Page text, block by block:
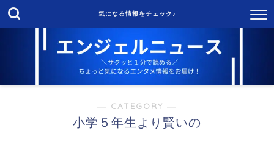
気になる情報をチェック♪
― CATEGORY ―
小学５年生より賢いの